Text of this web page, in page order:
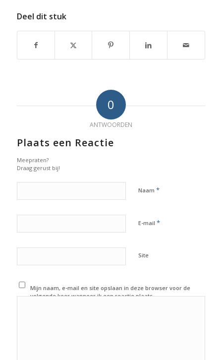
Deel dit stuk
0
ANTWOORDEN
Plaats een Reactie
Meepraten?
Draag gerust bij!
Naam *
E-mail *
Site
Mijn naam, e-mail en site opslaan in deze browser voor de
volgende keer wanneer ik een reactie plaats.